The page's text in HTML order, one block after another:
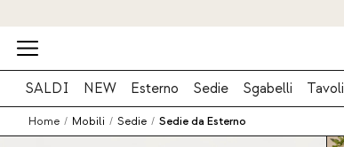
SALDI NEW Esterno Sedie Sgabelli Tavoli
Home / Mobili / Sedie / Sedie da Esterno